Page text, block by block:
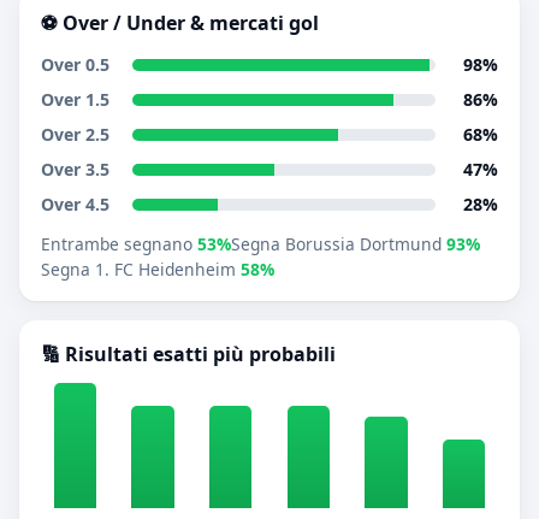
⚽ Over / Under & mercati gol
Over 0.5
98%
Over 1.5
86%
Over 2.5
68%
Over 3.5
47%
Over 4.5
28%
Entrambe segnano 53%Segna Borussia Dortmund 93%
Segna 1. FC Heidenheim 58%
🔢 Risultati esatti più probabili